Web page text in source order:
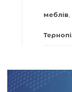
меблів